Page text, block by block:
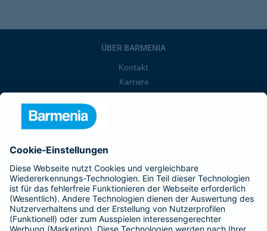
ÜBER BARMENIA
Kontakt
Karriere
Barmenia ist Teil der BarmeniaGothaer
BELIEBTE SEITEN
Kranken-Zusatzversicherung
Tierversicherungen
Haftpflichtversicherung